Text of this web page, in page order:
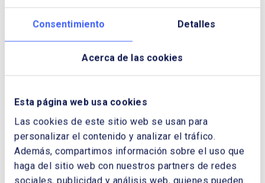
Consentimiento Detalles
Acerca de las cookies
Esta página web usa cookies
Las cookies de este sitio web se usan para
personalizar el contenido y analizar el tráfico.
Además, compartimos información sobre el uso que
haga del sitio web con nuestros partners de redes
sociales, publicidad y análisis web, quienes pueden